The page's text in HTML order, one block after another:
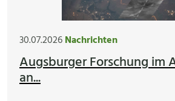
30.07.2026Nachrichten
Augsburger Forschung im
an...